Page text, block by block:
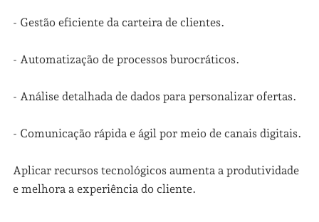
- Gestão eficiente da carteira de clientes.
- Automatização de processos burocráticos.
- Análise detalhada de dados para personalizar ofertas.
- Comunicação rápida e ágil por meio de canais digitais.
Aplicar recursos tecnológicos aumenta a produtividade
e melhora a experiência do cliente.